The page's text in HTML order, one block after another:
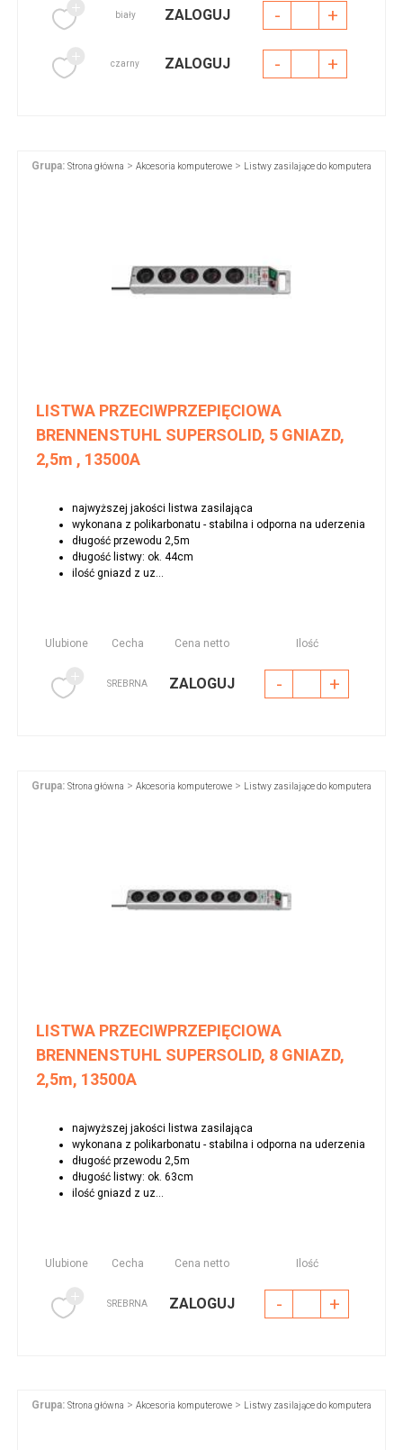
biały ZALOGUJ - +
czarny ZALOGUJ - +
Grupa: Strona główna > Akcesoria komputerowe > Listwy zasilające do komputera
LISTWA PRZECIWPRZEPIĘCIOWA
BRENNENSTUHL SUPERSOLID, 5 GNIAZD,
2,5m , 13500A
najwyższej jakości listwa zasilająca
wykonana z polikarbonatu - stabilna i odporna na uderzenia
długość przewodu 2,5m
długość listwy: ok. 44cm
ilość gniazd z uz...
Ulubione Cecha Cena netto Ilość
SREBRNA ZALOGUJ - +
Grupa: Strona główna > Akcesoria komputerowe > Listwy zasilające do komputera
LISTWA PRZECIWPRZEPIĘCIOWA
BRENNENSTUHL SUPERSOLID, 8 GNIAZD,
2,5m, 13500A
najwyższej jakości listwa zasilająca
wykonana z polikarbonatu - stabilna i odporna na uderzenia
długość przewodu 2,5m
długość listwy: ok. 63cm
ilość gniazd z uz...
Ulubione Cecha Cena netto Ilość
SREBRNA ZALOGUJ - +
Grupa: Strona główna > Akcesoria komputerowe > Listwy zasilające do komputera